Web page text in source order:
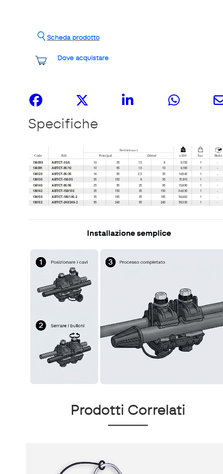
Dove acquistare
Scheda prodotto
Specifiche
Prodotti Correlati